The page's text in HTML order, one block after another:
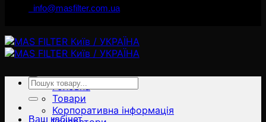
info@masfilter.com.ua
Головна
Товари
Корпоративна інформація
Ara:
Ваш кабінет